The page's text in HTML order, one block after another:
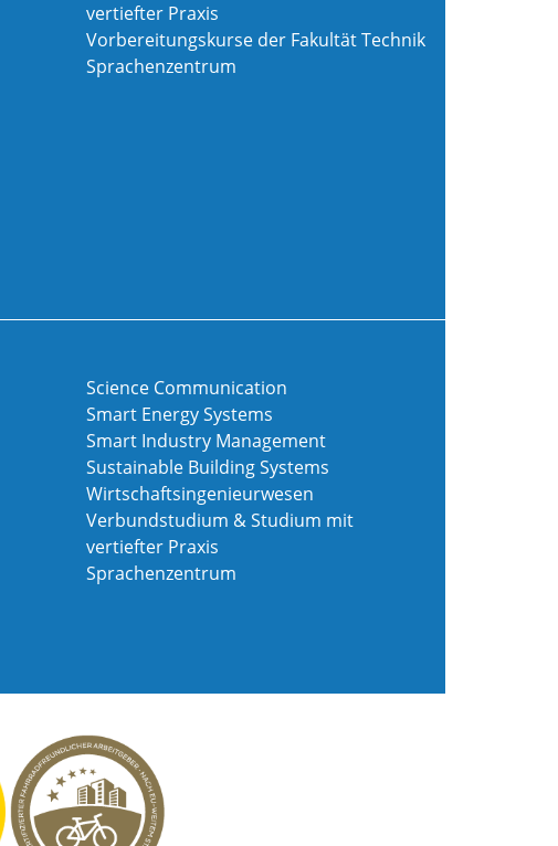
vertiefter Praxis
Vorbereitungskurse der Fakultät Technik
Sprachenzentrum
Science Communication
Smart Energy Systems
Smart Industry Management
Sustainable Building Systems
Wirtschaftsingenieurwesen
Verbundstudium & Studium mit
vertiefter Praxis
Sprachenzentrum